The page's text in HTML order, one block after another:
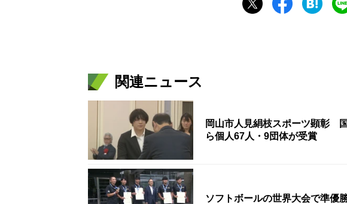
関連ニュース
岡山市人見絹枝スポーツ顕彰
ら個人67人・9団体が受賞
ソフトボールの世界大会で準